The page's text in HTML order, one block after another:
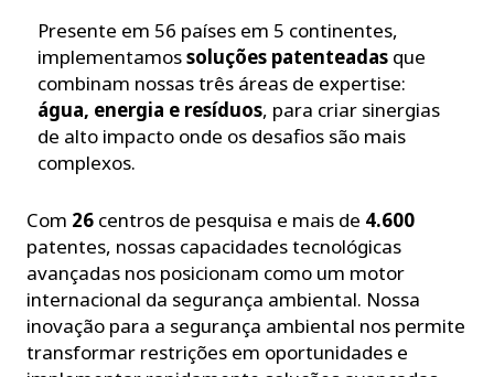
Presente em 56 países em 5 continentes,
implementamossoluções patenteadas que
combinam nossas três áreas de expertise:
água, energia e resíduos, para criar sinergias
de alto impacto onde os desafios são mais
complexos.
Com 26 centros de pesquisa e mais de 4.600
patentes, nossas capacidades tecnológicas
avançadas nos posicionam como um motor
internacional da segurança ambiental. Nossa
inovação para a segurança ambiental nos permite
transformar restrições em oportunidades e